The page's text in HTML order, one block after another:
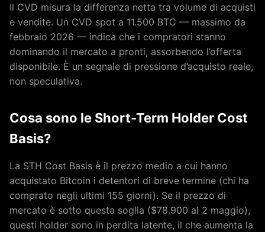
Il CVD misura la differenza netta tra volume di acquisti
e vendite. Un CVD spot a 11.500 BTC — massimo da
febbraio 2026 — indica che i compratori stanno
dominando il mercato a pronti, assorbendo l’offerta
disponibile. È un segnale di pressione d’acquisto reale,
non speculativa.
Cosa sono le Short-Term Holder Cost
Basis?
La STH Cost Basis è il prezzo medio a cui hanno
acquistato Bitcoin i detentori di breve termine (chi ha
comprato negli ultimi 155 giorni). Se il prezzo di
mercato è sotto questa soglia ($78.900 al 2 maggio),
questi holder sono in perdita latente, il che aumenta la